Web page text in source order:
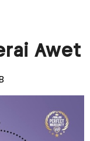
Awet